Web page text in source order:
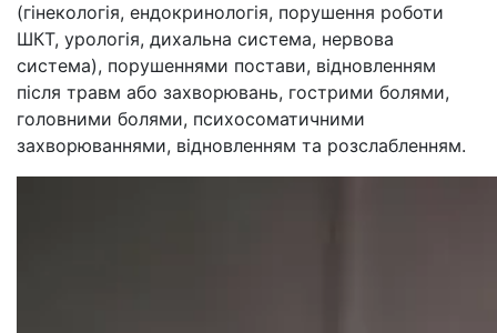
(гінекологія, ендокринологія, порушення роботи
ШКТ, урологія, дихальна система, нервова
система), порушеннями постави, відновленням
після травм або захворювань, гострими болями,
головними болями, психосоматичними
захворюваннями, відновленням та розслабленням.